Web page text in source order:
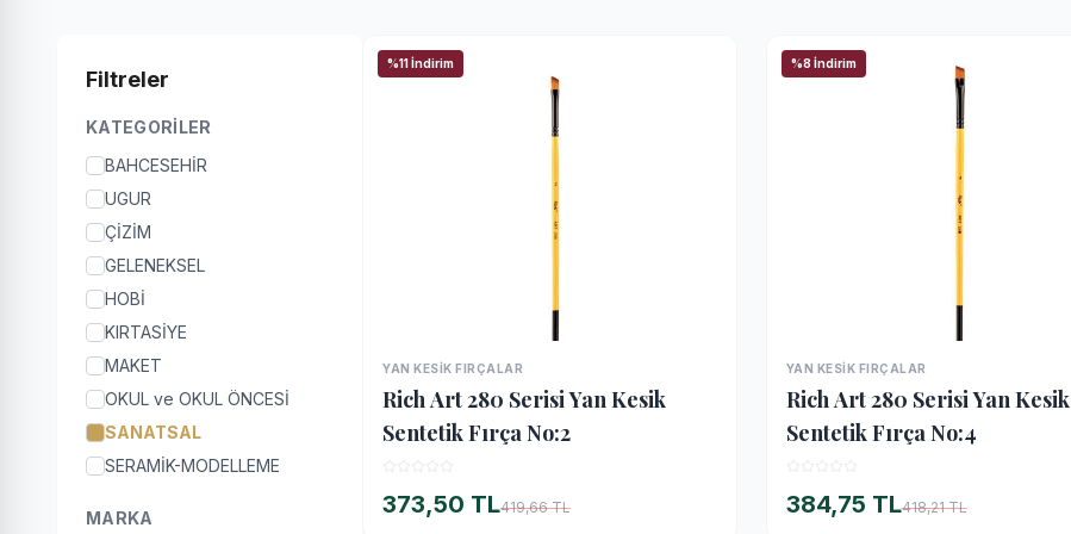
Filtreler
KATEGORILER
BAHCESEHİR
UGUR
ÇİZİM
GELENEKSEL
HOBİ
KIRTASİYE
MAKET
OKUL ve OKUL ÖNCESİ
SANATSAL
SERAMİK-MODELLEME
MARKA
%11 İndirim
YAN KESIK FIRÇALAR
Rich Art 280 Serisi Yan Kesik
Sentetik Fırça No:2
373,50 TL419,66 TL
%8 İndirim
YAN KESIK FIRÇALAR
Rich Art 280 Serisi Yan Kesik
Sentetik Fırça No:4
384,75 TL418,21 TL